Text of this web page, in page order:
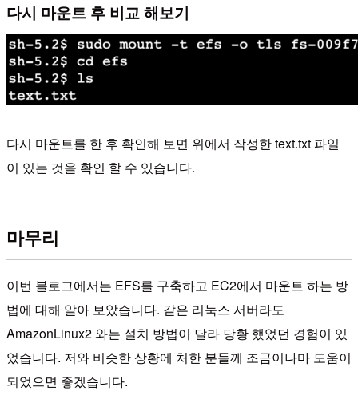
다시 마운트 후 비교 해보기
다시 마운트를 한 후 확인해 보면 위에서 작성한 text.txt 파일
이 있는 것을 확인 할 수 있습니다.
마무리
이번 블로그에서는 EFS를 구축하고 EC2에서 마운트 하는 방
법에 대해 알아 보았습니다. 같은 리눅스 서버라도
AmazonLinux2 와는 설치 방법이 달라 당황 했었던 경험이 있
었습니다. 저와 비슷한 상황에 처한 분들께 조금이나마 도움이
되었으면 좋겠습니다.